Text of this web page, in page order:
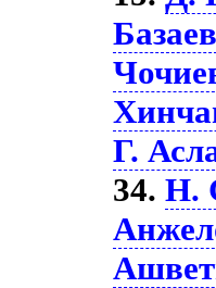
Базаев
Г.
34.Н.